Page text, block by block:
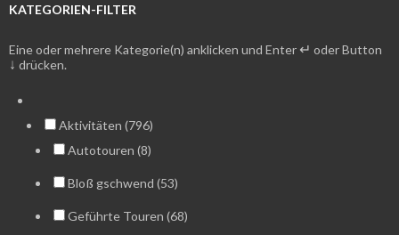
KATEGORIEN-FILTER
Eine oder mehrere Kategorie(n) anklicken und Enter ↵ oder Button
↓ drücken.
Aktivitäten (796)
Autotouren (8)
Bloß gschwend (53)
Geführte Touren (68)